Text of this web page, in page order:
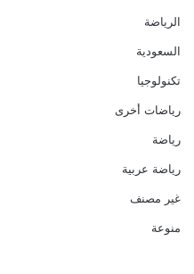
الرياضة
السعودية
تكنولوجيا
رياضات أخرى
رياضة
رياضة عربية
غير مصنف
منوعة